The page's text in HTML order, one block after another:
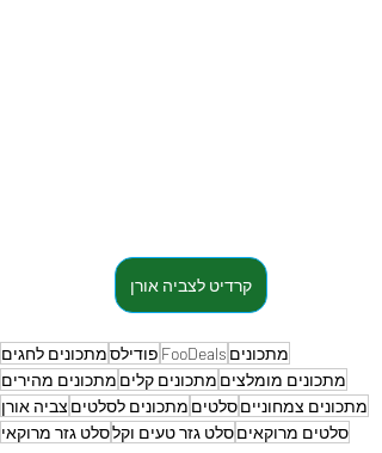
קרדיט לצביה אורן
מתכונים FooDeals פודילסמתכונים לחגים
מתכונים מומלצים מתכונים קלים מתכונים מהירים
מתכונים צמחונייםסלטים מתכונים לסלטים צביה אורן
סלטים מרוקאיםסלט גזר טעים וקלסלט גזר מרוקאי